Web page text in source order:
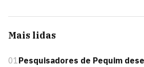
Mais lidas
01Pesquisadores de Pequim